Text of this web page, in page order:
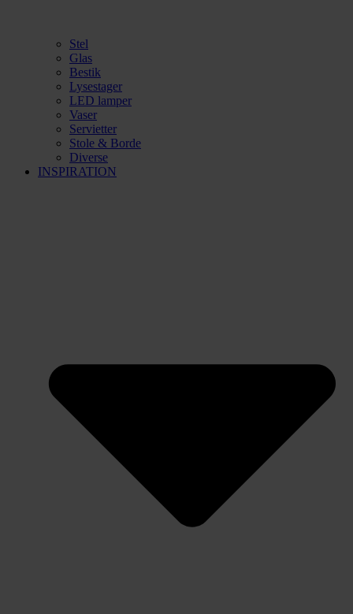
Stel
Glas
Bestik
Lysestager
LED lamper
Vaser
Servietter
Stole & Borde
Diverse
INSPIRATION